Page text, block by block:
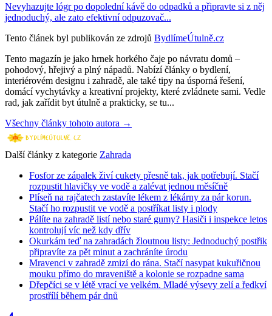
Nevyhazujte lógr po dopolední kávě do odpadků a připravte si z něj
jednoduchý, ale zato efektivní odpuzovač...
Tento článek byl publikován ze zdrojů BydlímeÚtulně.cz
Tento magazín je jako hrnek horkého čaje po návratu domů –
pohodový, hřejivý a plný nápadů. Nabízí články o bydlení,
interiérovém designu i zahradě, ale také tipy na úsporná řešení,
domácí vychytávky a kreativní projekty, které zvládnete sami. Vedle
rad, jak zařídit byt útulně a prakticky, se tu...
Všechny články tohoto autora →
Další články z kategorie Zahrada
Fosfor ze zápalek živí cukety přesně tak, jak potřebují. Stačí
rozpustit hlavičky ve vodě a zalévat jednou měsíčně
Plíseň na rajčatech zastavíte lékem z lékárny za pár korun.
Stačí ho rozpustit ve vodě a postříkat listy i plody
Pálíte na zahradě listí nebo staré gumy? Hasiči i inspekce letos
kontrolují víc než kdy dřív
Okurkám teď na zahradách žloutnou listy: Jednoduchý postřik
připravíte za pět minut a zachráníte úrodu
Mravenci v zahradě zmizí do rána. Stačí nasypat kukuřičnou
mouku přímo do mraveniště a kolonie se rozpadne sama
Dřepčíci se v létě vrací ve velkém. Mladé výsevy zelí a ředkví
prostřílí během pár dnů